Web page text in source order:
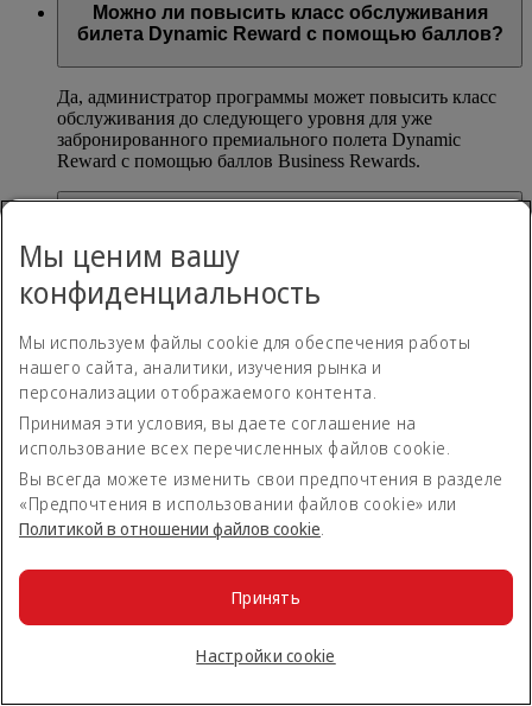
Можно ли повысить класс обслуживания
билета Dynamic Reward с помощью баллов?
Да, администратор программы может повысить класс
обслуживания до следующего уровня для уже
забронированного премиального полета Dynamic
Reward с помощью баллов Business Rewards.
Налоги, сборы и пошлины необходимо уплатить при
предлагаемых сайтом emirates.com.
рейсы Dynamic Reward?
Премиальные рейсы и повышение класса обслуживания
на условиях Dynamic Reward можно бронировать в
период от 11 месяцев до 6 часов до вылета рейса.
сторону на условиях Dynamic Reward?
Мы ценим вашу
конфиденциальность
Мы используем файлы cookie для обеспечения работы
нашего сайта, аналитики, изучения рынка и
персонализации отображаемого контента.
Принимая эти условия, вы даете соглашение на
использование всех перечисленных файлов cookie.
Вы всегда можете изменить свои предпочтения в разделе
«Предпочтения в использовании файлов cookie» или
Политикой в отношении файлов сookie.
Настройки cookie
Принять